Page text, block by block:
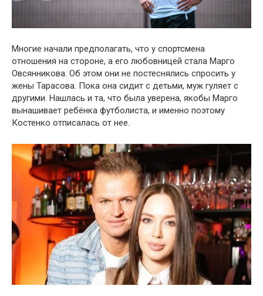
Многие начали предполагать, что у спортсмена
отношения на стороне, а его любовницей стала Марго
Овсянникова. Об этом они не постеснялись спросить у
жены Тарасова. Пока она сидит с детьми, муж гуляет с
другими. Нашлась и та, что была уверена, якобы Марго
вынашивает ребёнка футболиста, и именно поэтому
Костенко отписалась от нее.